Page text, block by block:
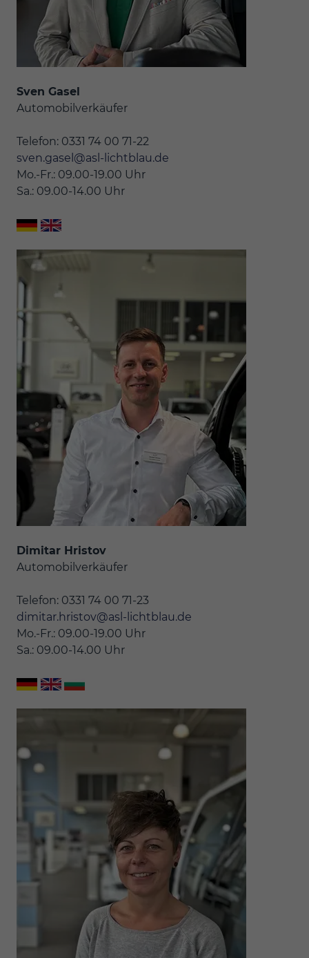
Sven Gasel
Automobilverkäufer
Telefon: 0331 74 00 71-22
sven.gasel@asl-lichtblau.de
Mo.-Fr.: 09.00-19.00 Uhr
Sa.: 09.00-14.00 Uhr
Dimitar Hristov
Automobilverkäufer
Telefon: 0331 74 00 71-23
dimitar.hristov@asl-lichtblau.de
Mo.-Fr.: 09.00-19.00 Uhr
Sa.: 09.00-14.00 Uhr